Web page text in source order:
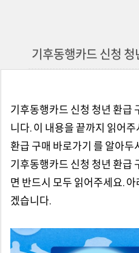
기후동행카드 신청 청
기후동행카드 신청 청년 환급
니다. 이 내용을 끝까지 읽어
환급 구매 바로가기 를 알아두
기후동행카드 신청 청년 환급
면 반드시 모두 읽어주세요.
겠습니다.